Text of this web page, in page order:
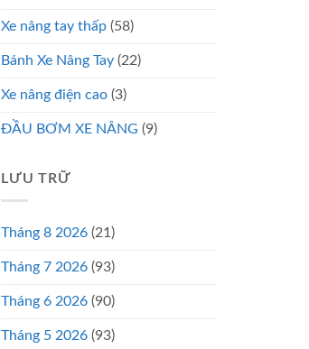
Xe nâng tay thấp (58)
Bánh Xe Nâng Tay (22)
Xe nâng điện cao (3)
ĐẦU BƠM XE NÂNG (9)
LƯU TRỮ
Tháng 8 2026 (21)
Tháng 7 2026 (93)
Tháng 6 2026 (90)
Tháng 5 2026 (93)